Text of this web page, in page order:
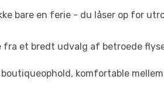
bare en ferie - du låser op for
et bredt udvalg af betroede
komfortable